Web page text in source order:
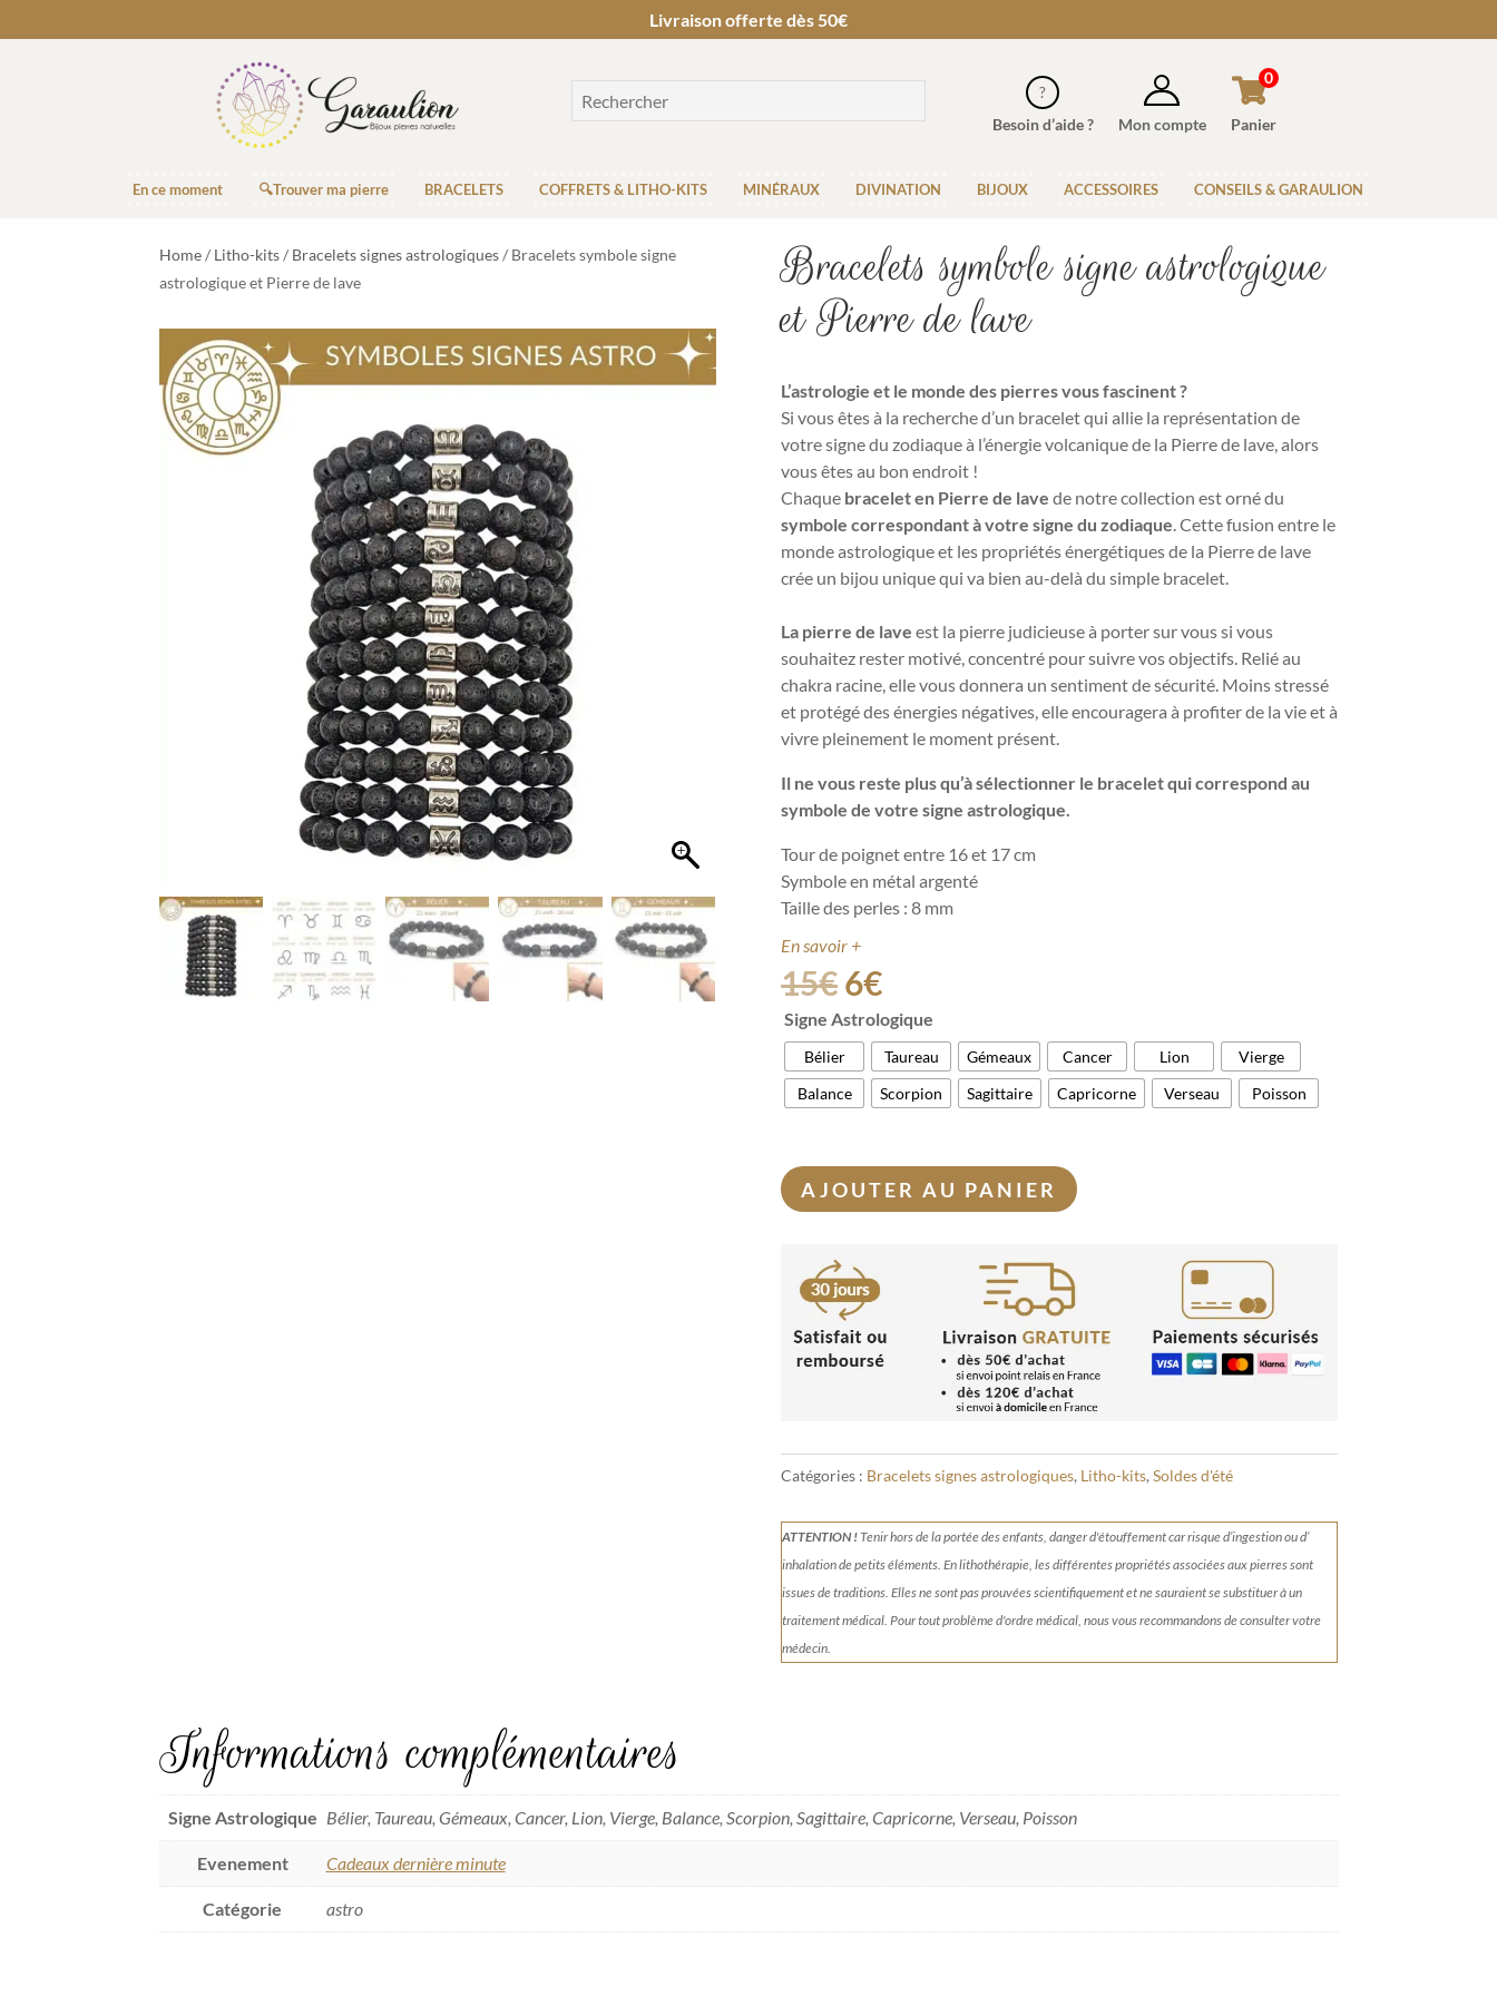
Livraison offerte dès 50€
Besoin d’aide ? Mon compte Panier
0
En ce moment 🔍Trouver ma pierre BRACELETS COFFRETS & LITHO-KITS MINÉRAUX DIVINATION BIJOUX ACCESSOIRES CONSEILS & GARAULION
Home/ Litho-kits/ Bracelets signes astrologiques/ Bracelets symbole signe
astrologique et Pierre de lave
Bracelets symbole signe astrologique
et Pierre de lave
L’astrologie et le monde des pierres vous fascinent ?
Si vousêtes à la recherche d’un bracelet qui allie la représentation de
votre signe du zodiaque à l’énergie volcanique de la Pierre de lave, alors
vous êtes au bon endroit !
Chaque bracelet en Pierre de lave de notre collection est orné du
symbole correspondant à votre signe du zodiaque. Cette fusion entre le
monde astrologique et les propriétés énergétiques de la Pierre de lave
crée un bijou unique qui va bien au-delà du simple bracelet.
La pierre de lave est la pierre judicieuse à porter sur vous si vous
souhaitez rester motivé, concentré pour suivre vos objectifs. Relié au
chakra racine, elle vous donnera unsentiment de sécurité. Moins stressé
et protégé des énergies négatives, elle encouragera à profiter de la vie et à
vivre pleinement le moment présent.
Il ne vous reste plus qu’à sélectionner le bracelet qui correspond au
symbole de votre signe astrologique.
Tour de poignet entre 16 et 17 cm
Symbole en métal argenté
Taille des perles : 8 mm
En savoir +
15€6€
Signe Astrologique
Bélier Taureau Gémeaux Cancer Lion
Vierge
Balance
Scorpion Sagittaire Capricorne Verseau Poisson
AJOUTER AU PANIER
Catégories : Bracelets signes astrologiques, Litho-kits,Soldes d'été
ATTENTION !Tenirhors de la portée des enfants, danger d'étouffement car risque d’ingestion ou d’
inhalation de petits éléments.En lithothérapie, les différentes propriétés associées aux pierres sont
issues de traditions. Elles ne sont pas prouvées scientifiquement et ne sauraient se substituer à un
traitement médical. Pour tout problème d'ordre médical, nous vous recommandons de consulter votre
médecin.
Informations complémentaires
Signe Astrologique Bélier, Taureau, Gémeaux, Cancer, Lion, Vierge, Balance, Scorpion, Sagittaire, Capricorne, Verseau, Poisson
Evenement Cadeaux dernière minute
Catégorie astro